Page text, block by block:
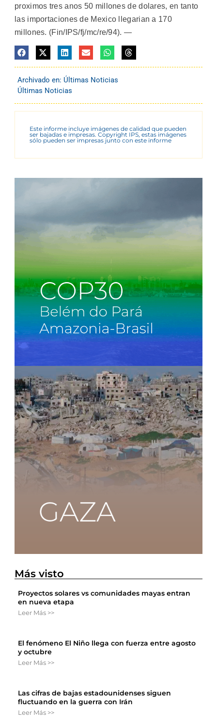
proximos tres anos 50 millones de dolares, en tanto
las importaciones de Mexico llegarian a 170
millones. (Fin/IPS/fj/mc/re/94). —
Archivado en: Últimas Noticias
Últimas Noticias
Este informe incluye imágenes de calidad que pueden
ser bajadas e impresas. Copyright IPS, estas imágenes
sólo pueden ser impresas junto con este informe
Más visto
Proyectos solares vs comunidades mayas entran
en nueva etapa
Leer Más >>
El fenómeno El Niño llega con fuerza entre agosto
y octubre
Leer Más >>
Las cifras de bajas estadounidenses siguen
fluctuando en la guerra con Irán
Leer Más >>